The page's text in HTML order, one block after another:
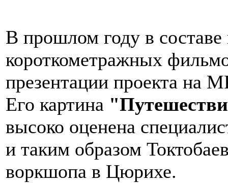
В прошлом году в
короткометражных
презентации проекта на
Его картина
высоко оценена
и таким образом
воркшопа в Цюрихе.